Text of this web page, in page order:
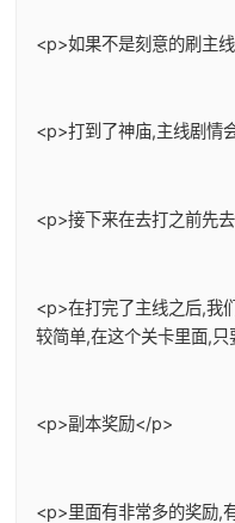
<p>如果不是刻意的刷主
<p>打到了神庙,主线剧情
<p>接下来在去打之前先
<p>在打完了主线之后,我
较简单,在这个关卡里面,
<p>副本奖励</p>
<p>里面有非常多的奖励,